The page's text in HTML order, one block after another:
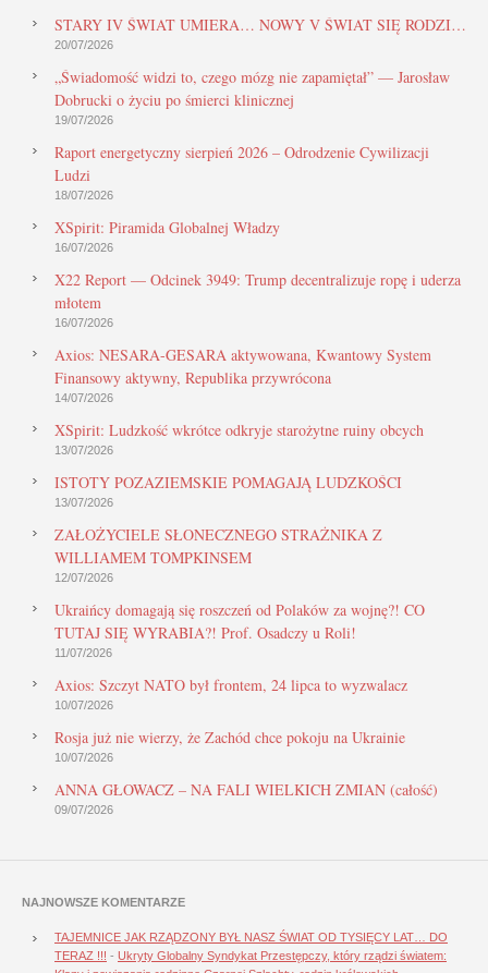
STARY IV ŚWIAT UMIERA… NOWY V ŚWIAT SIĘ RODZI…
20/07/2026
„Świadomość widzi to, czego mózg nie zapamiętał” — Jarosław
Dobrucki o życiu po śmierci klinicznej
19/07/2026
Raport energetyczny sierpień 2026 – Odrodzenie Cywilizacji
Ludzi
18/07/2026
XSpirit: Piramida Globalnej Władzy
16/07/2026
X22 Report — Odcinek 3949: Trump decentralizuje ropę i uderza
młotem
16/07/2026
Axios: NESARA-GESARA aktywowana, Kwantowy System
Finansowy aktywny, Republika przywrócona
14/07/2026
XSpirit: Ludzkość wkrótce odkryje starożytne ruiny obcych
13/07/2026
ISTOTY POZAZIEMSKIE POMAGAJĄ LUDZKOŚCI
13/07/2026
ZAŁOŻYCIELE SŁONECZNEGO STRAŻNIKA Z
WILLIAMEM TOMPKINSEM
12/07/2026
Ukraińcy domagają się roszczeń od Polaków za wojnę?! CO
TUTAJ SIĘ WYRABIA?! Prof. Osadczy u Roli!
11/07/2026
Axios: Szczyt NATO był frontem, 24 lipca to wyzwalacz
10/07/2026
Rosja już nie wierzy, że Zachód chce pokoju na Ukrainie
10/07/2026
ANNA GŁOWACZ – NA FALI WIELKICH ZMIAN (całość)
09/07/2026
NAJNOWSZE KOMENTARZE
TAJEMNICE JAK RZĄDZONY BYŁ NASZ ŚWIAT OD TYSIĘCY LAT… DO
TERAZ !!! - Ukryty Globalny Syndykat Przestępczy, który rządzi światem: